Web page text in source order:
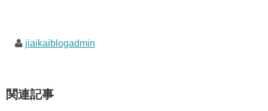
jiaikaiblogadmin
関連記事